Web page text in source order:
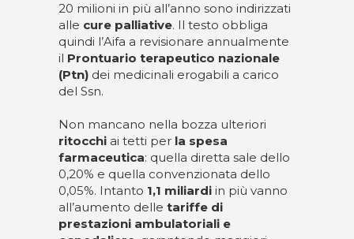
20 milioni in più all’anno sono indirizzati
alle cure palliative. Il testo obbliga
quindi l’Aifa a revisionare annualmente
il Prontuario terapeutico nazionale
(Ptn) dei medicinali erogabili a carico
del Ssn.
Non mancano nella bozza ulteriori
ritocchi ai tetti per la spesa
farmaceutica: quella diretta sale dello
0,20% e quella convenzionata dello
0,05%. Intanto 1,1 miliardi in più vanno
all’aumento delle tariffe di
prestazioni ambulatoriali e